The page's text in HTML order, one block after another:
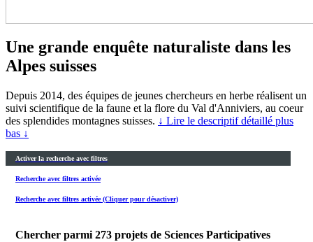
Une grande enquête naturaliste dans les
Alpes suisses
Depuis 2014, des équipes de jeunes chercheurs en herbe réalisent un
suivi scientifique de la faune et la flore du Val d'Anniviers, au coeur
des splendides montagnes suisses. ↓ Lire le descriptif détaillé plus
bas ↓
Activer la recherche avec filtres
Recherche avec filtres activée
Recherche avec filtres activée (Cliquer pour désactiver)
Chercher parmi 273 projets de Sciences Participatives